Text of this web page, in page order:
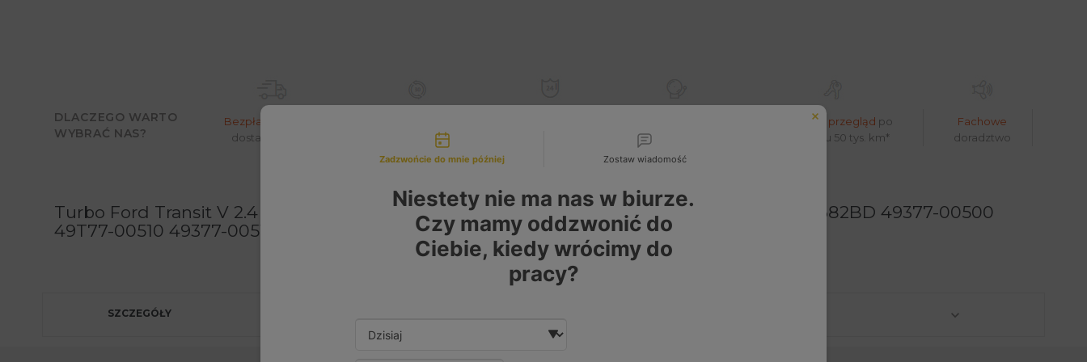
DLACZEGO WARTO
WYBRAĆ NAS?
Bezpłatny
dostawa w 24h*
lub wymianę*
zwrotu kaucji*
Bezpłatny przegląd po
pokonaniu 50 tys. km*
Fachowe
doradztwo
Turbo Ford Transit V 2.4 TDCi 137 KM 4C1Q6K682BE 1349805 1330184 040605027 4C1Q6K682BD 49377-00500
49T77-00510 49377-00510 - Turbosprężarki - katalog produktów
SZCZEGÓŁY
Możliwości kontaktu
Zadzwońcie do mnie później Zostaw wiadomość
Niestety nie ma nas w biurze.
Czy mamy oddzwonić do
Ciebie, kiedy wrócimy do
pracy?